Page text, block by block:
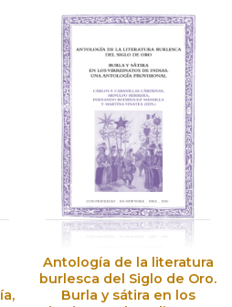
Antología de la literatura
burlesca del Siglo de Oro.
Burla y sátira en los